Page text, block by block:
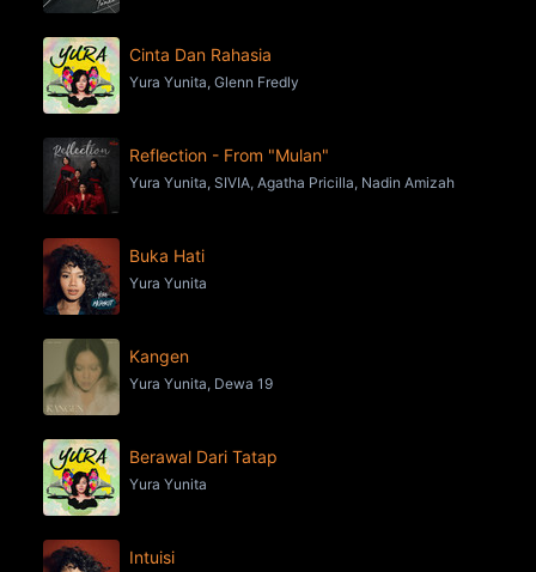
Cinta Dan Rahasia
Yura Yunita, Glenn Fredly
Reflection - From "Mulan"
Yura Yunita, SIVIA, Agatha Pricilla, Nadin Amizah
Buka Hati
Yura Yunita
Kangen
Yura Yunita, Dewa 19
Berawal Dari Tatap
Yura Yunita
Intuisi